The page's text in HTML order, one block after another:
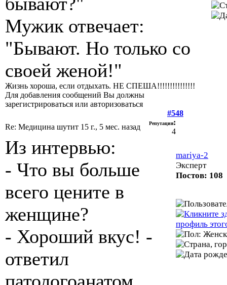
Мужик отвечает:
"Бывают. Но только со
своей женой!"
Жизнь хороша, если отдыхать. НЕ СПЕША!!!!!!!!!!!!!!!
Для добавления сообщений Вы должны
зарегистрироваться или авторизоваться
#548
Re: Медицина шутит 15 г., 5 мес. назад Репутация:
4
Из интервью:
- Что вы больше
всего цените в
женщине?
- Хороший вкус! -
ответил
mariya-2
Эксперт
Постов: 108